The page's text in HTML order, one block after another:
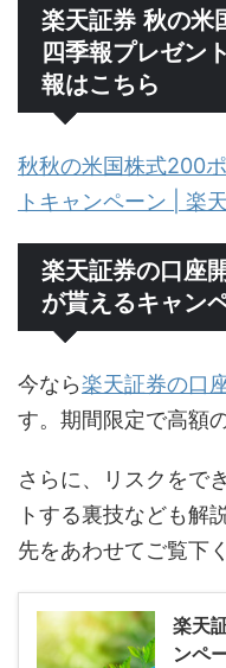
楽天証券 秋の米
四季報プレゼン
報はこちら
秋秋の米国株式200
トキャンペーン | 楽
楽天証券の口座
が貰えるキャン
今なら楽天証券の口
す。期間限定で高額
さらに、リスクをで
トする裏技なども解
先をあわせてご覧下
楽天
ンペ